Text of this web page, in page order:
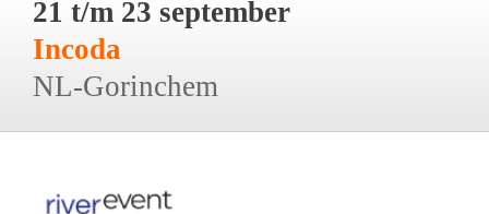
21 t/m 23 september
Incoda
NL-Gorinchem